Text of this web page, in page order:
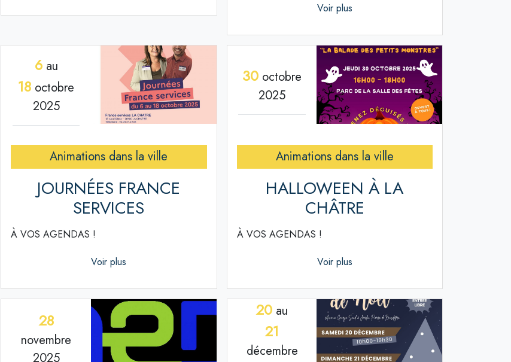
Voir plus
6au
18 octobre
2025
Animations dans la ville
JOURNÉES FRANCE
SERVICES
À VOS AGENDAS !
Voir plus
30 octobre
2025
Animations dans la ville
HALLOWEEN À LA
CHÂTRE
À VOS AGENDAS !
Voir plus
28
novembre
2025
20 au
21
décembre